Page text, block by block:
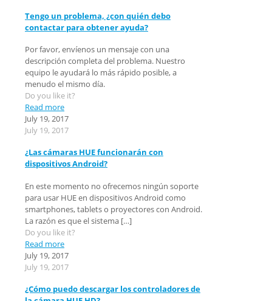
Tengo un problema, ¿con quién debo
contactar para obtener ayuda?
Por favor, envíenos un mensaje con una
descripción completa del problema. Nuestro
equipo le ayudará lo más rápido posible, a
menudo el mismo día.
Do you like it?
Read more
July 19, 2017
July 19, 2017
¿Las cámaras HUE funcionarán con
dispositivos Android?
En este momento no ofrecemos ningún soporte
para usar HUE en dispositivos Android como
smartphones, tablets o proyectores con Android.
La razón es que el sistema […]
Do you like it?
Read more
July 19, 2017
July 19, 2017
¿Cómo puedo descargar los controladores de